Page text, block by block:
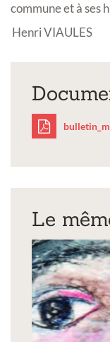
commune et à ses
Henri VIAULES
Le